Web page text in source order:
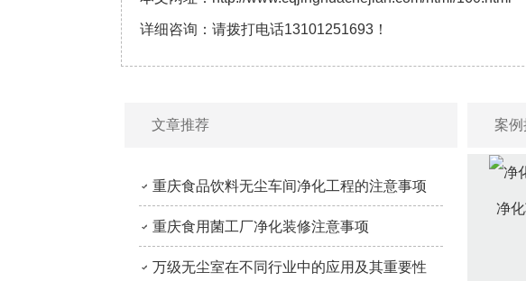
详细咨询：请拨打电话13101251693 ！
文章推荐
重庆食品饮料无尘车间净化工程的注意事项
重庆食用菌工厂净化装修注意事项
2025-09-25
万级无尘室在不同行业中的应用及其重要性
案
净